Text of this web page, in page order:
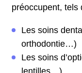
préoccupent, tels
Les soins
orthodontie…)
Les soins
lentilles…)